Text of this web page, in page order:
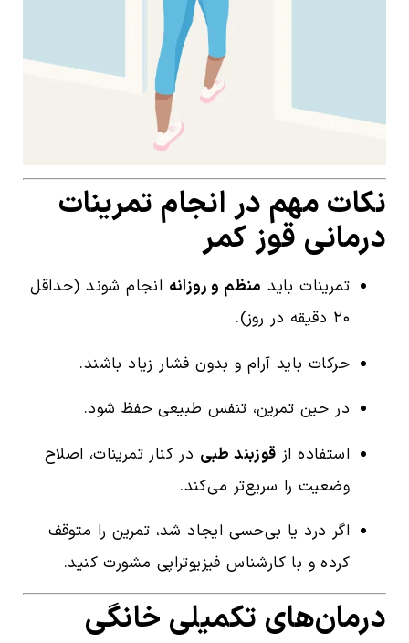
نکات مهم در انجام تمرینات
درمانی قوز کمر
تمرینات باید منظم و روزانه انجام شوند (حداقل
۲۰ دقیقه در روز).
حرکات باید آرام و بدون فشار زیاد باشند.
در حین تمرین، تنفس طبیعی حفظ شود.
استفاده از قوزبند طبی در کنار تمرینات، اصلاح
وضعیت را سریع‌تر می‌کند.
اگر درد یا بی‌حسی ایجاد شد، تمرین را متوقف
کرده و با کارشناس فیزیوتراپی مشورت کنید.
درمان‌های تکمیلی خانگی